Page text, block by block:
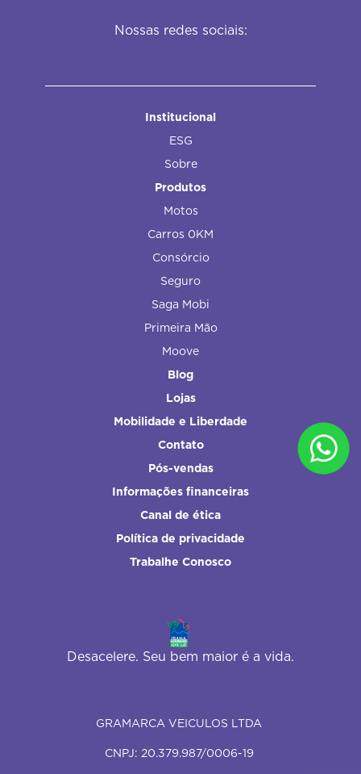
Nossas redes sociais:
Institucional
ESG
Sobre
Produtos
Motos
Carros 0KM
Consórcio
Seguro
Saga Mobi
Primeira Mão
Moove
Blog
Lojas
Mobilidade e Liberdade
Contato
Pós-vendas
Informações financeiras
Canal de ética
Política de privacidade
Trabalhe Conosco
Desacelere. Seu bem maior é a vida.
GRAMARCA VEICULOS LTDA
CNPJ: 20.379.987/0006-19